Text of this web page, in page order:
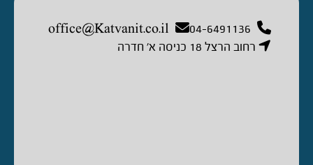
04-6491136
office@Katvanit.co.il
רחוב הרצל 18 כניסה א’ חדרה